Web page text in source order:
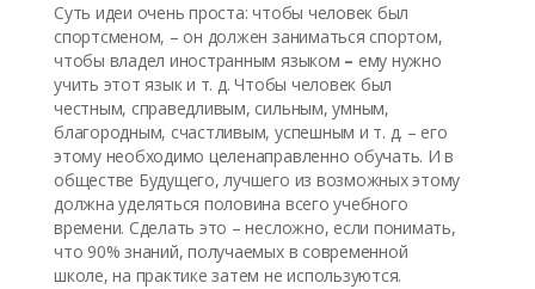
Суть идеи очень проста: чтобы человек был
спортсменом, – он должен заниматься спортом,
чтобы владел иностранным языком – ему нужно
учить этот язык и т. д. Чтобы человек был
честным, справедливым, сильным, умным,
благородным, счастливым, успешным и т. д. – его
этому необходимо целенаправленно обучать. И в
обществе Будущего, лучшего из возможных этому
должна уделяться половина всего учебного
времени. Сделать это – несложно, если понимать,
что 90% знаний, получаемых в современной
школе, на практике затем не используются.